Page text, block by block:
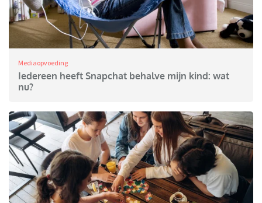
Mediaopvoeding
Iedereen heeft Snapchat behalve mijn kind: wat
nu?